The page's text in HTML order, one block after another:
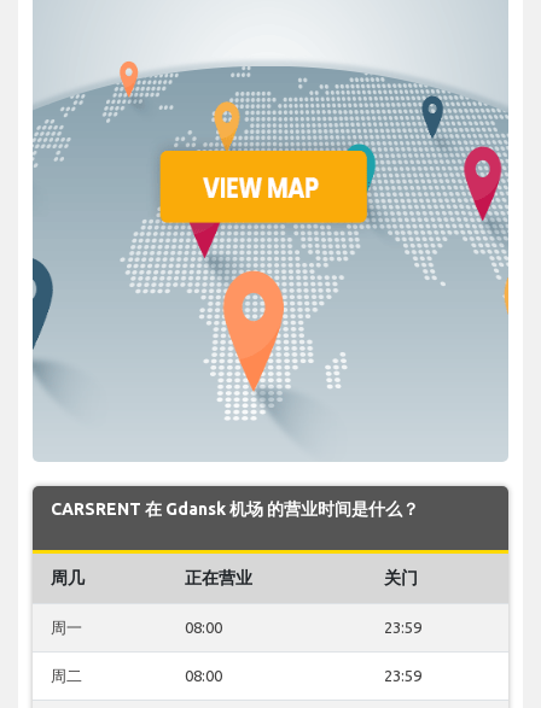
CARSRENT 在 Gdansk 机场 的营业时间是什么？
周几 正在营业 关门
周一 08:00 23:59
周二 08:00 23:59